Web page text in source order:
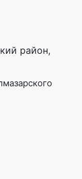
район,